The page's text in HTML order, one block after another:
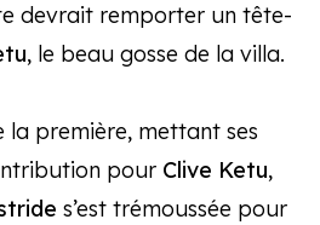
devrait remporter un tête-
, le beau gosse de la villa.
la première, mettant ses
pour Clive Ketu,
s’est trémoussée pour